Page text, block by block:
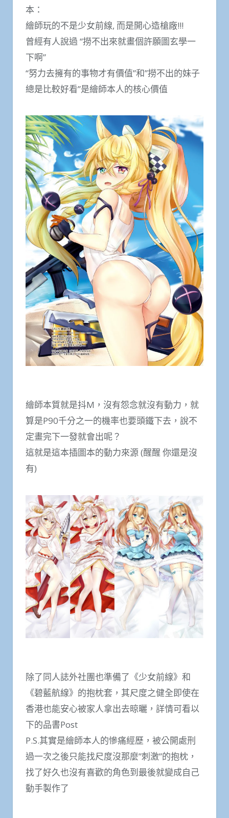
本：
繪師玩的不是少女前線, 而是開心造槍廠!!!
曾經有人說過 “撈不出來就畫個許願圖玄學一
下啊”
“努力去擁有的事物才有價值”和”撈不出的妹子
總是比較好看”是繪師本人的核心價值
繪師本質就是抖M，沒有怨念就沒有動力，就
算是P90千分之一的機率也要頭鐵下去，說不
定畫完下一發就會出呢？
這就是這本插圖本的動力來源 (醒醒 你還是沒
有)
除了同人誌外社團也準備了《少女前線》和
《碧藍航線》的抱枕套，其尺度之健全即使在
香港也能安心被家人拿出去晾曬，詳情可看以
下的品書Post
P.S.其實是繪師本人的慘痛經歷，被公開處刑
過一次之後只能找尺度沒那麼”刺激”的抱枕，
找了好久也沒有喜歡的角色到最後就變成自己
動手製作了